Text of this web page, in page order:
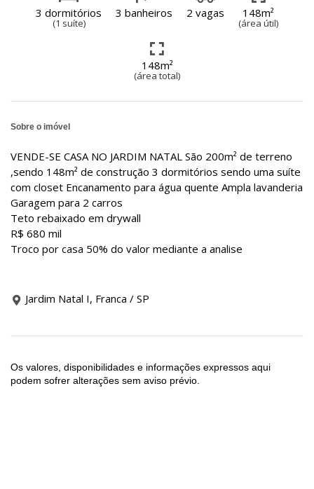
3 dormitórios
(1 suíte)
3 banheiros 2 vagas 148m²
(área útil)
148m²
(área total)
Sobre o imóvel
VENDE-SE CASA NO JARDIM NATAL São 200m² de terreno
,sendo 148m² de construção 3 dormitórios sendo uma suíte
com closet Encanamento para água quente Ampla lavanderia
Garagem para 2 carros
Teto rebaixado em drywall
R$ 680 mil
Troco por casa 50% do valor mediante a analise
Jardim Natal I, Franca / SP
Os valores, disponibilidades e informações expressos aqui
podem sofrer alterações sem aviso prévio.